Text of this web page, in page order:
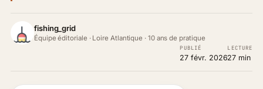
fishing_grid
Équipe éditoriale · Loire Atlantique · 10 ans de pratique
PUBLIÉ
27 févr. 2026
LECTURE
27 min